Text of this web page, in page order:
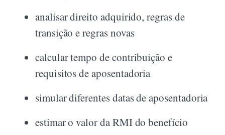
analisar direito adquirido, regras de
transição e regras novas
calcular tempo de contribuição e
requisitos de aposentadoria
simular diferentes datas de aposentadoria
estimar o valor da RMI do benefício